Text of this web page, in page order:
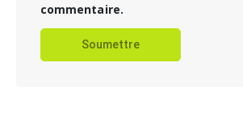
commentaire.